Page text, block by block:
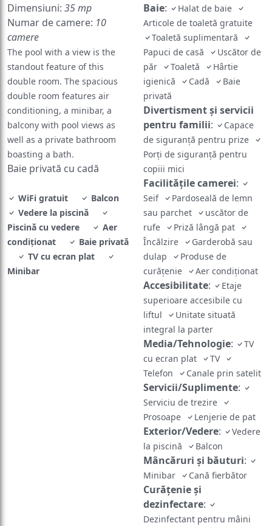
Dimensiuni: 35 mp
Numar de camere: 10
camere
The pool with a view is the
standout feature of this
double room. The spacious
double room features air
conditioning, a minibar, a
balcony with pool views as
well as a private bathroom
boasting a bath.
Baie privată cu cadă
WiFi gratuit
Balcon
Vedere la piscină
Piscină cu vedere
Aer
condiţionat
Baie privată
TV cu ecran plat
Minibar
Baie:
Halat de baie
Articole de toaletă gratuite
Toaletă suplimentară
Papuci de casă
Uscător de
păr
Toaletă
Hârtie
igienică
Cadă
Baie
privată
Divertisment și servicii
pentru familii:
Capace
de siguranță pentru prize
Porți de siguranță pentru
copiii mici
Facilităţile camerei:
Seif
Pardoseală de lemn
sau parchet
uscător de
rufe
Priză lângă pat
Încălzire
Garderobă sau
dulap
Produse de
curățenie
Aer condiţionat
Accesibilitate:
Etaje
superioare accesibile cu
liftul
Unitate situată
integral la parter
Media/Tehnologie:
TV
cu ecran plat
TV
Telefon
Canale prin satelit
Servicii/Suplimente:
Serviciu de trezire
Prosoape
Lenjerie de pat
Exterior/Vedere:
Vedere
la piscină
Balcon
Mâncăruri și băuturi:
Minibar Cană fierbător
Curățenie și
dezinfectare:
Dezinfectant pentru mâini